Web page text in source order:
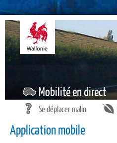
Mobilité en direct
Se déplacer malin
Application mobile